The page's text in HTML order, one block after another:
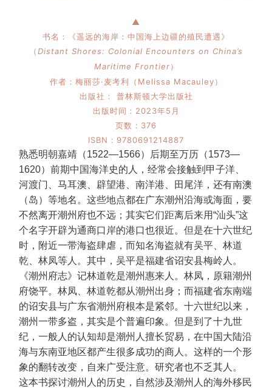
▲
书名：《遥远的海岸 ： 中国海上边疆的殖民遭遇》
（Distant Shores: Colonial Encounters on China’s
Maritime Frontier）
作者：梅丽莎·麦考利（ Melissa Macauley）
出版社： 普林斯顿大学出版社
出版时间：2023年5月
页数：376
ISBN：9780691214887
熟悉明朝嘉靖（1522—1566）后期至万历（1573—
1620）前期中国海洋史的人，经常会接触到甲子洋、
河渡门、马耳澳、辟望港、南洋港、田尾洋，还有南澳
（岛）等地名。这些地点都在广东潮州沿海或海面，要
不然离开潮州府也不远；其实它们距离后来用“汕头”这
个名字开辟为通商口岸的港口也很近。但是在十六世纪
时，附近一带海盗肆虐，而知名海盗就有吴平、林道
乾、林凤等人。其中，吴平是福建省诏安县梅岭人。
《潮州府志》记林道乾是潮州惠来人。林凤，原籍潮州
府饶平。林凤、林道乾都从潮州出身；而福建省东南端
的诏安县与广东省潮州府根本是紧邻。十六世纪以来，
潮州一带多盗，其实是个普遍印象。但是到了十九世
纪，一般人的认知却是潮州人擅长贸易，在中国大陆沿
海与东南亚地区都产生很多成功的商人。这样的一个形
象的翻转改变，自来广受注意。研究者也不乏其人。
这本书探讨潮州人的历史，自然涉及潮州人的海外移民